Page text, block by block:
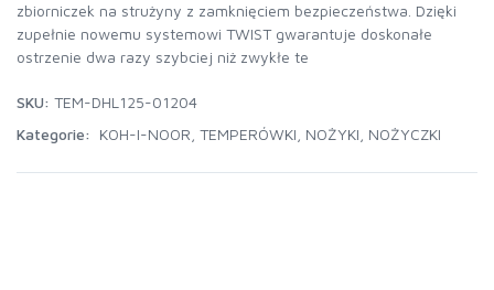
zbiorniczek na strużyny z zamknięciem bezpieczeństwa. Dzięki
zupełnie nowemu systemowi TWIST gwarantuje doskonałe
ostrzenie dwa razy szybciej niż zwykłe te
SKU: TEM-DHL125-01204
Kategorie:
KOH-I-NOOR TEMPERÓWKI, NOŻYKI, NOŻYCZKI